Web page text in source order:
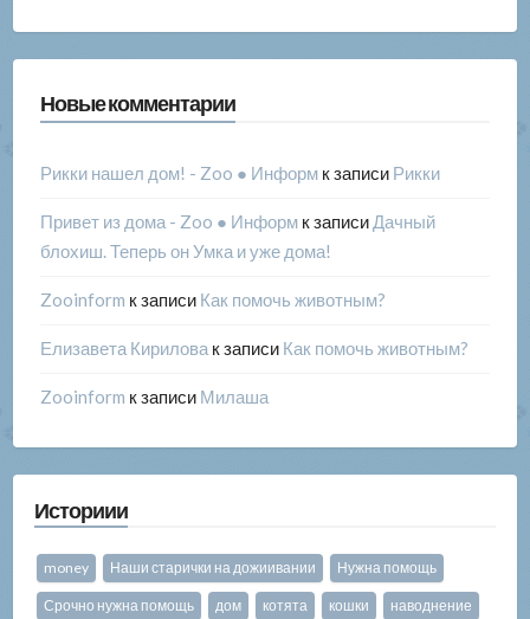
Новые комментарии
Рикки нашел дом! - Zoo ● Информк записи Рикки
Привет из дома - Zoo ● Информк записи Дачный
блохиш. Теперь он Умка и уже дома!
Zooinform к записи Как помочь животным?
Елизавета Кириловак записи Как помочь животным?
Zooinform к записи Милаша
Историии
money Наши старички на дожиивании Нужна помощь
Срочно нужна помощь дом котята кошки наводнение